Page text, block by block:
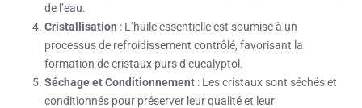
de l’eau.
Cristallisation : L’huile essentielle est soumise à un
processus de refroidissement contrôlé, favorisant la
formation de cristaux purs d’eucalyptol.
Séchage et Conditionnement : Les cristaux sont séchés et
conditionnés pour préserver leur qualité et leur